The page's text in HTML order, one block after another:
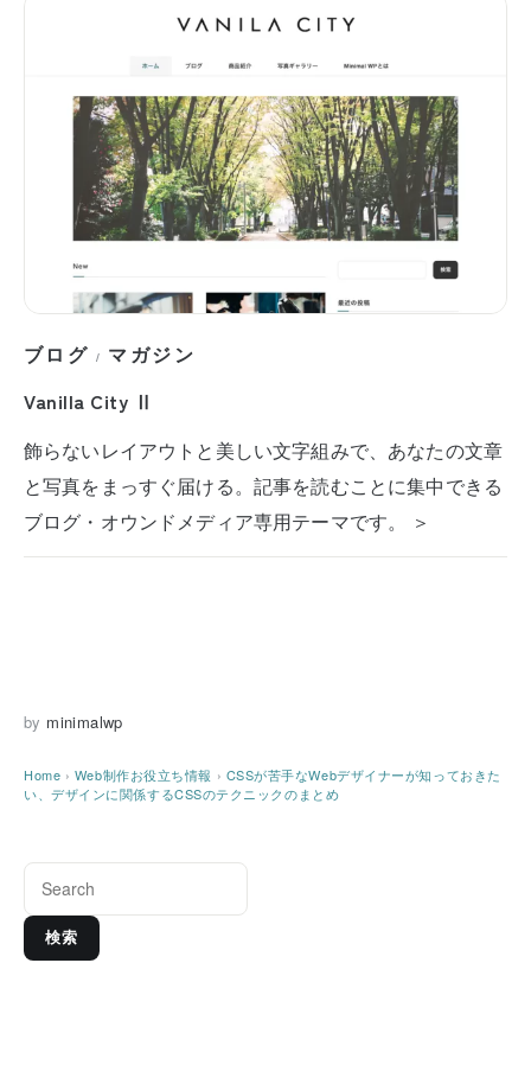
ブログ / マガジン
Vanilla City Ⅱ
飾らないレイアウトと美しい文字組みで、あなたの文章
と写真をまっすぐ届ける。記事を読むことに集中できる
ブログ・オウンドメディア専用テーマです。 ＞
by minimalwp
Home › Web制作お役立ち情報 › CSSが苦手なWebデザイナーが知っておきた
い、デザインに関係するCSSのテクニックのまとめ
検索